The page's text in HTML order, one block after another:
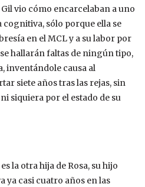
vio cómo encarcelaban a uno
cognitiva, sólo porque ella se
en el MCL y a su labor por
hallarán faltas de ningún tipo,
inventándole causa al
siete años tras las rejas, sin
siquiera por el estado de su
la otra hija de Rosa, su hijo
ya casi cuatro años en las